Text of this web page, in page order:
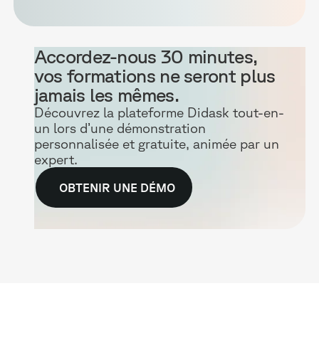
Accordez-nous 30 minutes,
vos formations ne seront plus
jamais les mêmes.
Découvrez la plateforme Didask tout-en-
un lors d’une démonstration
personnalisée et gratuite, animée par un
expert.
OBTENIR UNE DÉMO